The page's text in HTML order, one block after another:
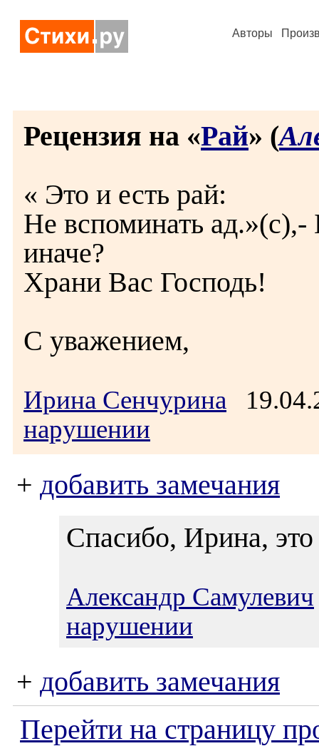
Авторы
Рецензия на «Рай» (
« Это и есть рай:
Не вспоминать
иначе?
Храни Вас Господь!
С уважением,
Ирина Сенчурина
нарушении
+ добавить замечания
Спасибо, Ирина,
Александр Самулевич
нарушении
+ добавить замечания
Перейти на страницу